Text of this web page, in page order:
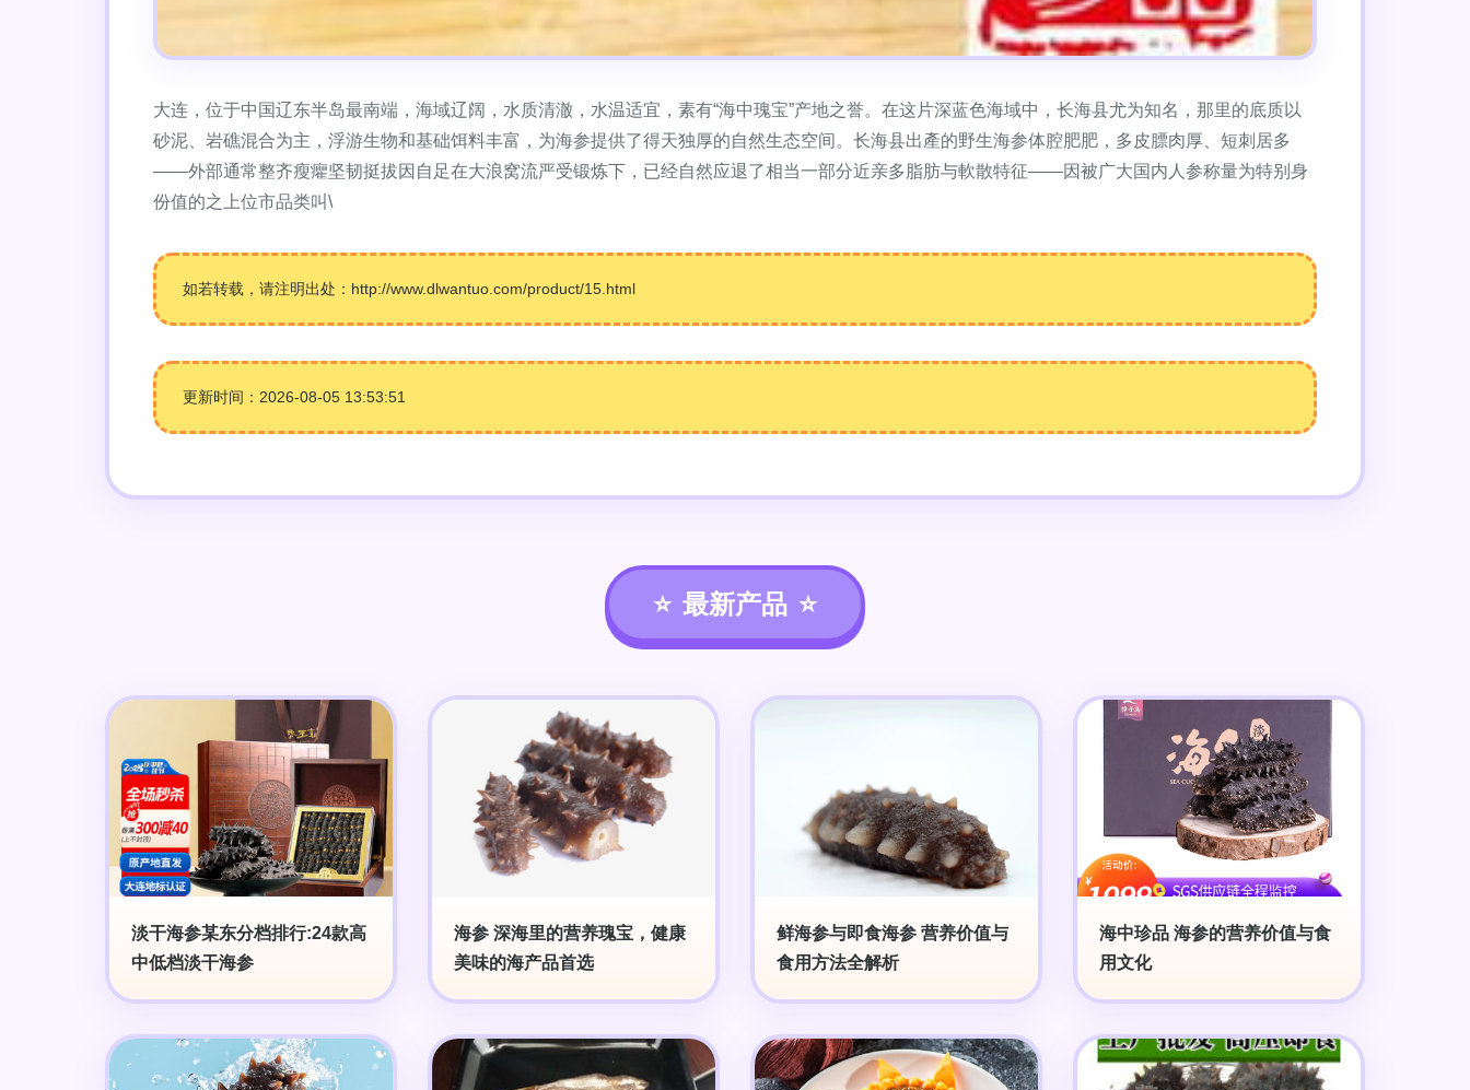
大连，位于中国辽东半岛最南端，海域辽阔，水质清澈，水温适宜，素有“海中瑰宝”产地之誉。在这片深蓝色海域中，长海县尤为知名，那里的底质以
砂泥、岩礁混合为主，浮游生物和基础饵料丰富，为海参提供了得天独厚的自然生态空间。长海县出產的野生海参体腔肥肥，多皮膘肉厚、短刺居多
——外部通常整齐瘦癯坚韧挺拔因自足在大浪窝流严受锻炼下，已经自然应退了相当一部分近亲多脂肪与軟散特征——因被广大国内人参称量为特别身
份值的之上位市品类叫\
如若转载，请注明出处：http://www.dlwantuo.com/product/15.html
更新时间：2026-08-05 13:53:51
最新产品
淡干海参某东分档排行:24款高
中低档淡干海参
海参 深海里的营养瑰宝，健康
美味的海产品首选
鲜海参与即食海参 营养价值与
食用方法全解析
海中珍品 海参的营养价值与食
用文化